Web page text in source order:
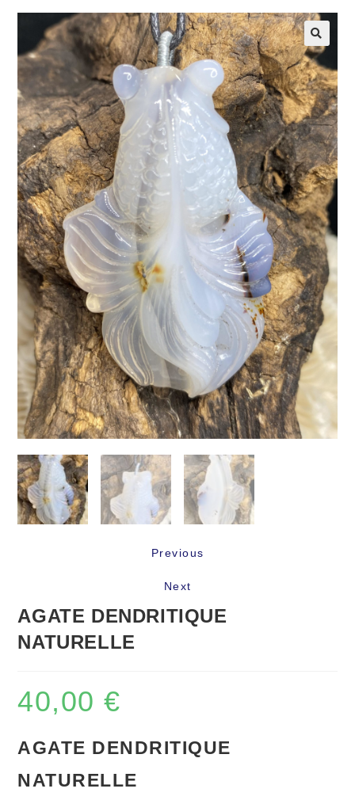
Previous
Next
AGATE DENDRITIQUE
NATURELLE
40,00€
AGATE DENDRITIQUE
NATURELLE